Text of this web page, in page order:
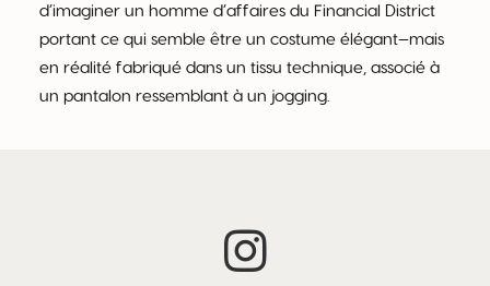
d’imaginer un homme d’affaires du Financial District
portant ce qui semble être un costume élégant—mais
en réalité fabriqué dans un tissu technique, associé à
un pantalon ressemblant à un jogging.